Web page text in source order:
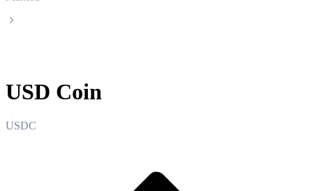
USD Coin
USDC